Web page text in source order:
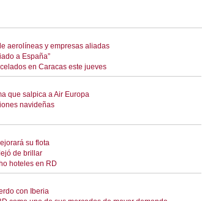
aerolíneas y empresas aliadas
a España”
en Caracas este jueves
que salpica a Air Europa
navideñas
su flota
de brillar
hoteles en RD
con Iberia